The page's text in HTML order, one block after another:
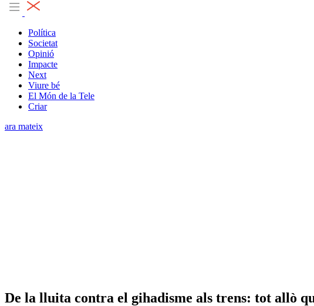
Política
Societat
Opinió
Impacte
Next
Viure bé
El Món de la Tele
Criar
ara mateix
De la lluita contra el gihadisme als trens: tot allò